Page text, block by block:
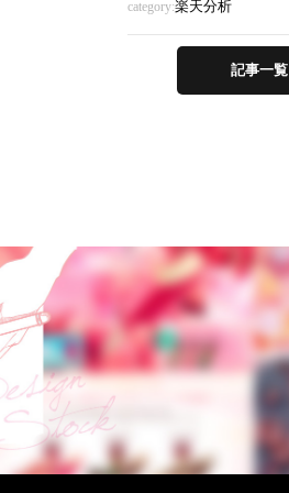
category:楽天分析
記事一覧